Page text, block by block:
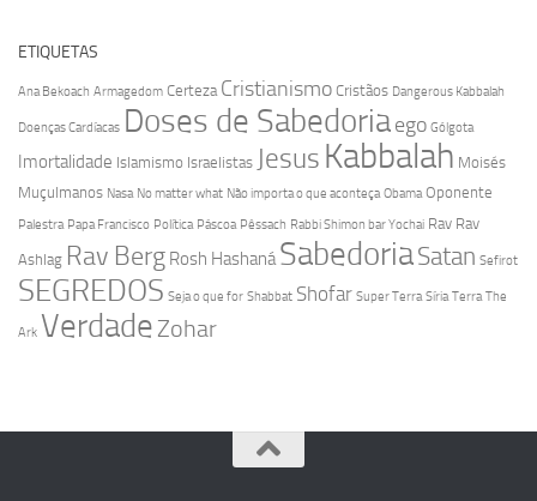
ETIQUETAS
Ana Bekoach Armagedom Certeza Cristianismo Cristãos Dangerous Kabbalah
Doenças Cardíacas Doses de Sabedoriaego Gólgota
Imortalidade Islamismo Israelistas Jesus Kabbalah Moisés
Muçulmanos Nasa No matter what Não importa o que aconteça Obama Oponente
Palestra Papa Francisco Política Páscoa Pêssach Rabbi Shimon bar Yochai Rav Rav
Ashlag Rav Berg Rosh Hashaná SabedoriaSatan Sefirot
SEGREDOS Seja o que for Shabbat Shofar Super Terra Síria Terra The
Ark Verdade Zohar